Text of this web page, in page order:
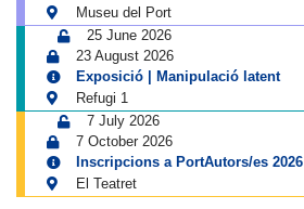
Museu del Port
25 June 2026
23 August 2026
Exposició | Manipulació latent
Refugi 1
7 July 2026
7 October 2026
Inscripcions a PortAutors/es 2026
El Teatret